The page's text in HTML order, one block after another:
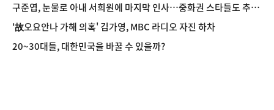
구준엽, 눈물로 아내 서희원에 마지막 인사…중화권 스타들도 추모
물결
'故오요안나 가해 의혹' 김가영, MBC 라디오 자진 하차
20~30대들, 대한민국을 바꿀 수 있을까?